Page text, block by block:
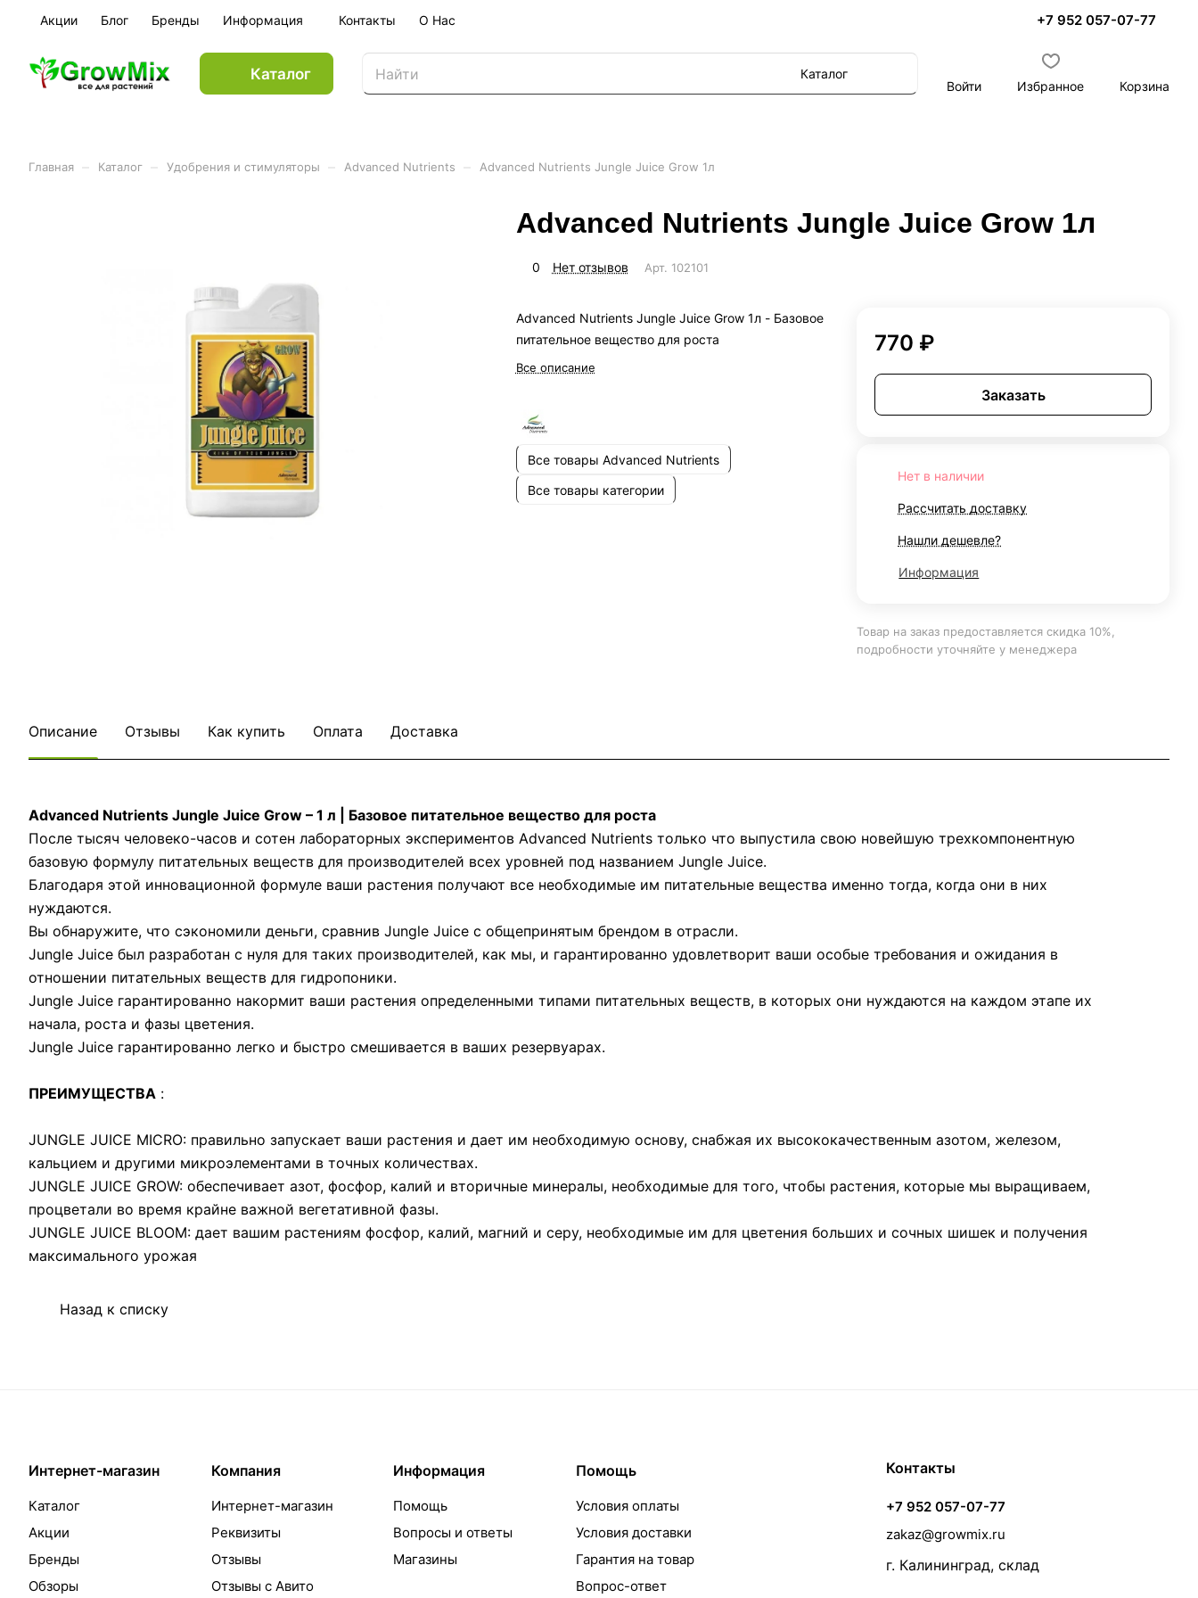
Акции Блог Бренды Информация Контакты О Нас +7 952 057-07-77
Каталог
Каталог
Войти
Избранное Корзина
Главная Каталог Удобрения и стимуляторы Advanced Nutrients Advanced Nutrients Jungle Juice Grow 1л
Advanced Nutrients Jungle Juice Grow 1л
0 Нет отзывов Арт. 102101
Advanced Nutrients Jungle Juice Grow 1л - Базовое
питательное вещество для роста
Все описание
Все товары Advanced Nutrients
Все товары категории
770 ₽
Заказать
Нет в наличии
Рассчитать доставку
Нашли дешевле?
Информация
Товар на заказ предоставляется скидка 10%,
подробности уточняйте у менеджера
Описание Отзывы Как купить Оплата Доставка
Advanced Nutrients Jungle Juice Grow – 1 л | Базовое питательное вещество для роста
После тысяч человеко-часов и сотен лабораторных экспериментов Advanced Nutrients только что выпустила свою новейшую трехкомпонентную
базовую формулу питательных веществ для производителей всех уровней под названием Jungle Juice.
Благодаря этой инновационной формуле ваши растения получают все необходимые им питательные вещества именно тогда, когда они в них
нуждаются.
Вы обнаружите, что сэкономили деньги, сравнив Jungle Juice с общепринятым брендом в отрасли.
Jungle Juice был разработан с нуля для таких производителей, как мы, и гарантированно удовлетворит ваши особые требования и ожидания в
отношении питательных веществ для гидропоники.
Jungle Juice гарантированно накормит ваши растения определенными типами питательных веществ, в которых они нуждаются на каждом этапе их
начала, роста и фазы цветения.
Jungle Juice гарантированно легко и быстро смешивается в ваших резервуарах.
ПРЕИМУЩЕСТВА :
JUNGLE JUICE MICRO: правильно запускает ваши растения и дает им необходимую основу, снабжая их высококачественным азотом, железом,
кальцием и другими микроэлементами в точных количествах.
JUNGLE JUICE GROW: обеспечивает азот, фосфор, калий и вторичные минералы, необходимые для того, чтобы растения, которые мы выращиваем,
процветали во время крайне важной вегетативной фазы.
JUNGLE JUICE BLOOM: дает вашим растениям фосфор, калий, магний и серу, необходимые им для цветения больших и сочных шишек и получения
максимального урожая
Назад к списку
Интернет-магазин
Каталог
Акции
Бренды
Обзоры
Компания
Интернет-магазин
Реквизиты
Отзывы
Отзывы с Авито
Информация
Помощь
Вопросы и ответы
Магазины
Помощь
Условия оплаты
Условия доставки
Гарантия на товар
Вопрос-ответ
Контакты
+7 952 057-07-77
zakaz@growmix.ru
г. Калининград, склад